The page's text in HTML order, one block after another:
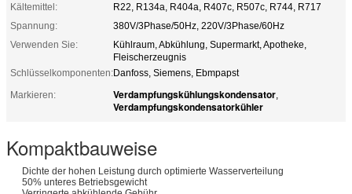
Kältemittel:
R22, R134a, R404a, R407c, R507c, R744, R717
Spannung:
380V/3Phase/50Hz, 220V/3Phase/60Hz
Verwenden Sie:
Kühlraum, Abkühlung, Supermarkt, Apotheke,
Fleischerzeugnis
Schlüsselkomponenten:Danfoss, Siemens, Ebmpapst
Markieren:
Verdampfungskühlungskondensator,
Verdampfungskondensatorkühler
Kompaktbauweise
Dichte der hohen Leistung durch optimierte Wasserverteilung
50% unteres Betriebsgewicht